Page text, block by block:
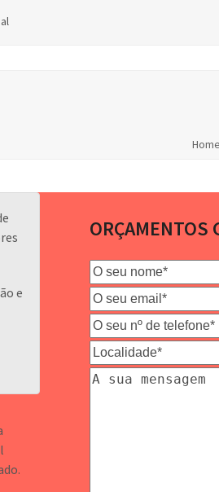
Home
e
ORÇAMENTOS